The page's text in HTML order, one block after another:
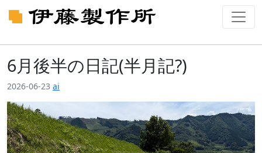
6月後半の日記(半月記?)
2026-06-23 ai